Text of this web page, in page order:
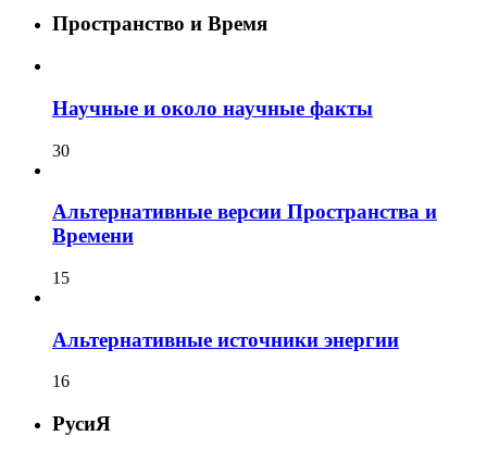
Пространство и Время
Научные и около научные факты
30
Альтернативные версии Пространства и
Времени
15
Альтернативные источники энергии
16
РусиЯ